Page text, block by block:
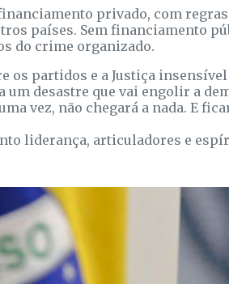
privado, com
países. Sem financiamento
do crime organizado.
os partidos e a Justiça
desastre que vai engolir a
vez, não chegará a nada. E
liderança, articuladores e